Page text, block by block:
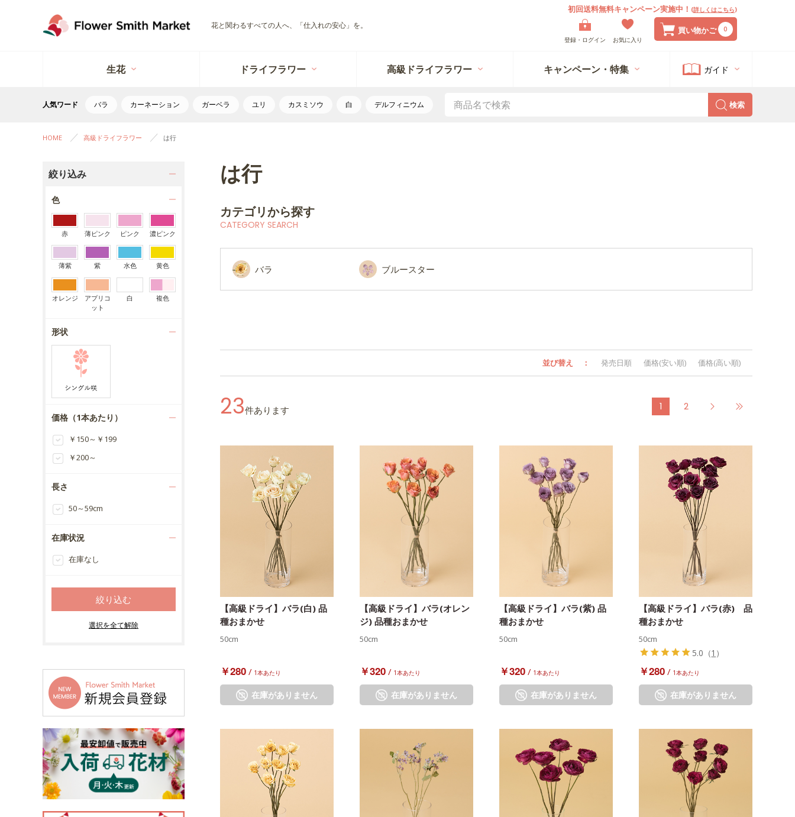
花と関わるすべての人へ、「仕入れの安心」を。
登録・ログイン お気に入り
初回送料無料キャンペーン実施中！ (詳しくはこちら)
買い物かご 0
生花 ドライフラワー 高級ドライフラワー キャンペーン・特集 ガイド
人気ワード バラ カーネーション ガーベラ ユリ カスミソウ 白 デルフィニウム 検索
HOME 高級ドライフラワー は行
絞り込み
色
赤 薄ピンク ピンク 濃ピンク
薄紫 紫 水色 黄色
オレンジ
アプリコ
ット
白 複色
形状
価格（1本あたり）
￥150～￥199
￥200～
長さ
50～59cm
在庫状況
在庫なし
は行
カテゴリから探す
CATEGORY SEARCH
バラ ブルースター
並び替え ： 発売日順 価格(安い順) 価格(高い順)
23件あります 1 2
【高級ドライ】バラ(白) 品
種おまかせ
50cm
￥280 / 1本あたり
在庫がありません
【高級ドライ】バラ(オレン
ジ) 品種おまかせ
50cm
￥320 / 1本あたり
在庫がありません
【高級ドライ】バラ(紫) 品
種おまかせ
50cm
￥320 / 1本あたり
在庫がありません
【高級ドライ】バラ(赤) 品
種おまかせ
50cm
5.0 （1 ）
￥280 / 1本あたり
在庫がありません